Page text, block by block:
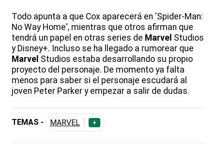
Todo apunta a que Cox aparecerá en 'Spider-Man:
No Way Home', mientras que otros afirman que
tendrá un papel en otras series de Marvel Studios
y Disney+. Incluso se ha llegado a rumorear que
Marvel Studios estaba desarrollando su propio
proyecto del personaje. De momento ya falta
menos para saber si el personaje escudará al
joven Peter Parker y empezar a salir de dudas.
TEMAS - MARVEL +